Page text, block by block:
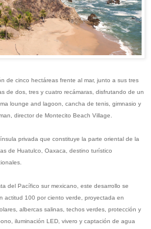
de cinco hectáreas frente al mar, junto a sus tres
de dos, tres y cuatro recámaras, disfrutando de un
lounge and lagoon, cancha de tenis, gimnasio y
director de Montecito Beach Village.
privada que constituye la parte oriental de la
de Huatulco, Oaxaca, destino turístico
del Pacífico sur mexicano, este desarrollo se
actitud 100 por ciento verde, proyectada en
albercas salinas, techos verdes, protección y
iluminación LED, vivero y captación de agua